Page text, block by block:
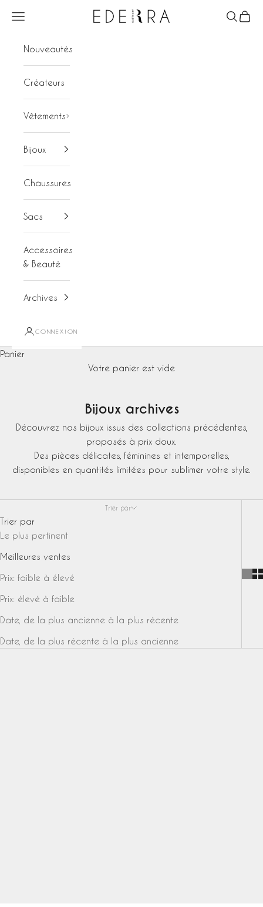
Ederra
Menu Panier
Nouveautés
Créateurs
Vêtements
Bijoux
Chaussures
Sacs
Accessoires
& Beauté
Archives
CONNEXION
Panier
Votre panier est vide
Bijoux archives
Découvrez nos bijoux issus des collections précédentes,
proposés à prix doux.
Des pièces délicates, féminines et intemporelles,
disponibles en quantités limitées pour sublimer votre style.
Trier par
Trier par
Le plus pertinent
Meilleures ventes
Prix: faible à élevé
Prix: élevé à faible
Date, de la plus ancienne à la plus récente
Date, de la plus récente à la plus ancienne